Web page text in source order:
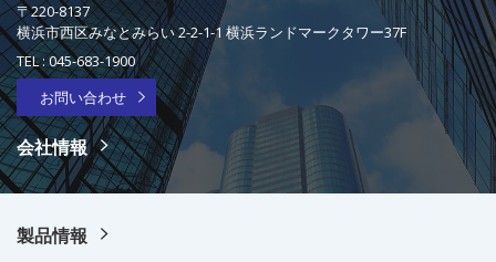
〒220-8137
横浜市西区みなとみらい 2-2-1-1 横浜ランドマークタワー37F
TEL :045-683-1900
お問い合わせ
会社情報
製品情報